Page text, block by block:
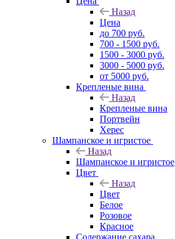
Назад
Цена
до 700 руб.
700 - 1500 руб.
1500 - 3000 руб.
3000 - 5000 руб.
от 5000 руб.
Крепленые вина
Назад
Крепленые вина
Портвейн
Херес
Шампанское и игристое
Назад
Шампанское и игристое
Цвет
Назад
Цвет
Белое
Розовое
Красное
Содержание сахара